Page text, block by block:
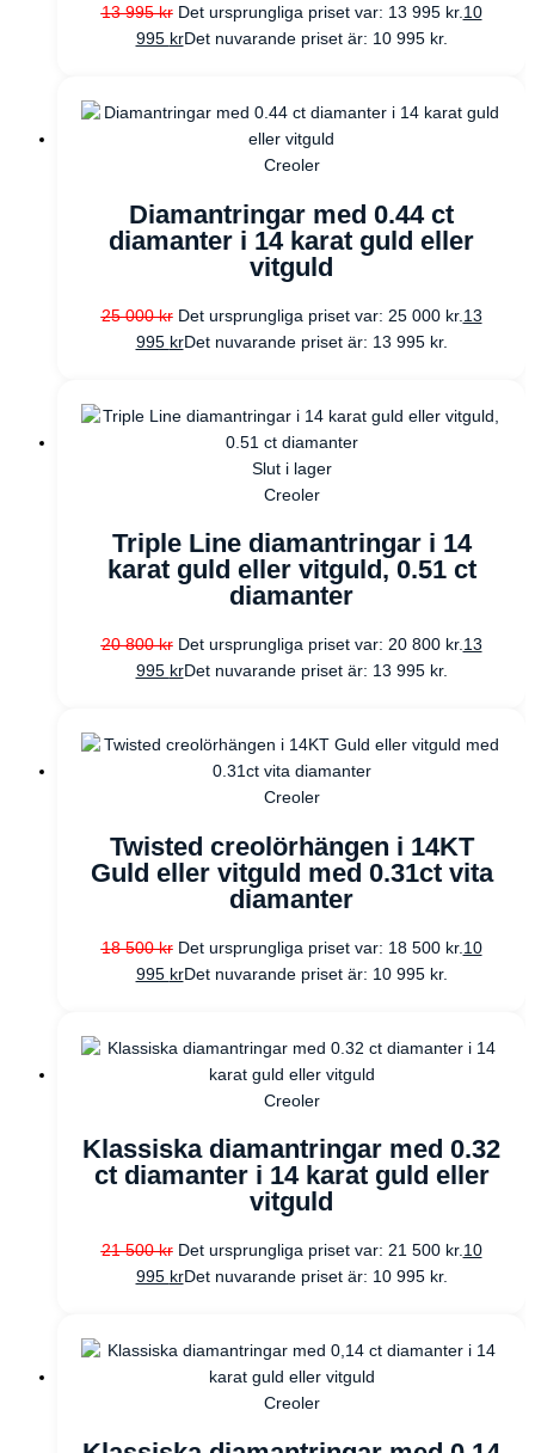
13 995kr Det ursprungliga priset var: 13 995 kr.10
995 krDet nuvarande priset är: 10 995 kr.
Creoler
Diamantringar med 0.44 ct
diamanter i 14 karat guld eller
vitguld
25 000kr Det ursprungliga priset var: 25 000 kr. 13
995 krDet nuvarande priset är: 13 995 kr.
Slut i lager
Creoler
Triple Line diamantringar i 14
karat guld eller vitguld, 0.51 ct
diamanter
20 800kr Det ursprungliga priset var: 20 800 kr.13
995 krDet nuvarande priset är: 13 995 kr.
Creoler
Twisted creolörhängen i 14KT
Guld eller vitguld med 0.31ct vita
diamanter
18 500kr Det ursprungliga priset var: 18 500 kr. 10
995 krDet nuvarande priset är: 10 995 kr.
Creoler
Klassiska diamantringar med 0.32
ct diamanter i 14 karat guld eller
vitguld
21 500kr Det ursprungliga priset var: 21 500 kr.10
995 krDet nuvarande priset är: 10 995 kr.
Creoler